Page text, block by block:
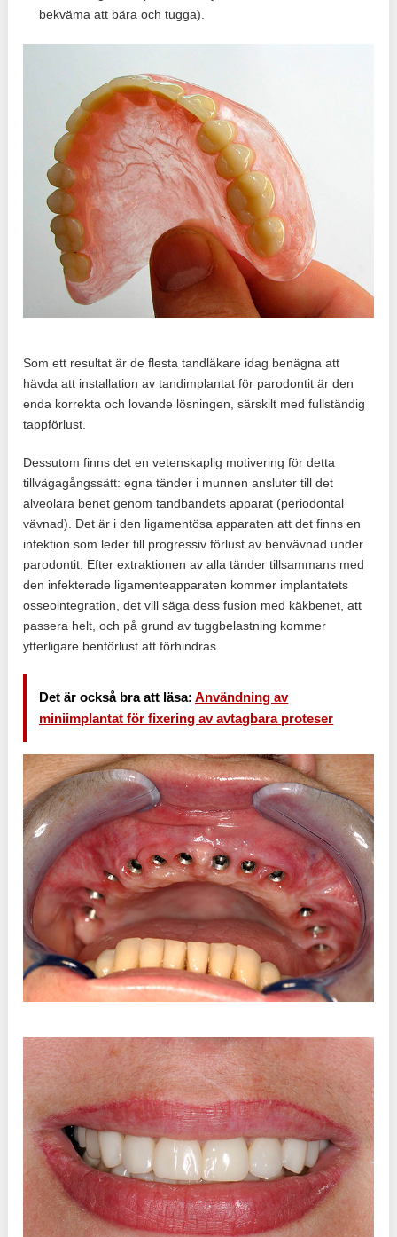
bekväma att bära och tugga).
Som ett resultat är de flesta tandläkare idag benägna att
hävda att installation av tandimplantat för parodontit är den
enda korrekta och lovande lösningen, särskilt med fullständig
tappförlust.
Dessutom finns det en vetenskaplig motivering för detta
tillvägagångssätt: egna tänder i munnen ansluter till det
alveolära benet genom tandbandets apparat (periodontal
vävnad). Det är i den ligamentösa apparaten att det finns en
infektion som leder till progressiv förlust av benvävnad under
parodontit. Efter extraktionen av alla tänder tillsammans med
den infekterade ligamenteapparaten kommer implantatets
osseointegration, det vill säga dess fusion med käkbenet, att
passera helt, och på grund av tuggbelastning kommer
ytterligare benförlust att förhindras.
Det är också bra att läsa:Användning av
miniimplantat för fixering av avtagbara proteser